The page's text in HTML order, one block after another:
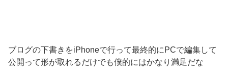
ブログの下書きをiPhoneで行って最終的にPCで編集して
公開って形が取れるだけでも僕的にはかなり満足だな